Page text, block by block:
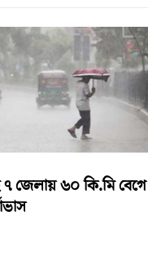
৭ জেলায় ৬০ কি.মি বেগে